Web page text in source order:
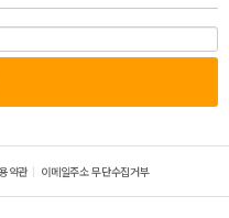
약관 이메일주소 무단수집거부